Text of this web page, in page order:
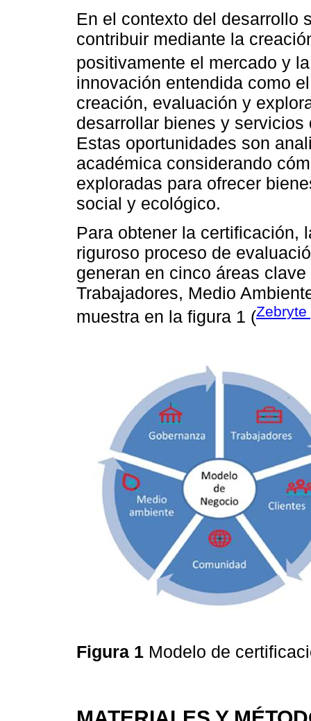
En el contexto del desarrollo
contribuir mediante la
positivamente el mercado y
innovación entendida como
creación, evaluación y
desarrollar bienes y
Estas oportunidades son
académica considerando
exploradas para ofrecer
social y ecológico.
Para obtener la certificación,
riguroso proceso de
generan en cinco áreas
Trabajadores, Medio
muestra en la figura 1 (Zebryte
Figura 1 Modelo de